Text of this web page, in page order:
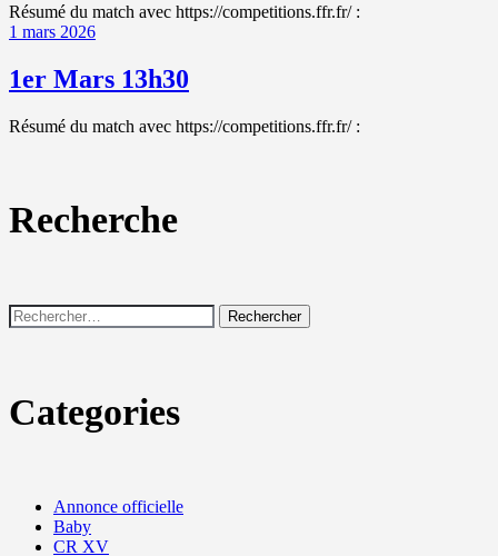
Résumé du match avec https://competitions.ffr.fr/ :
1 mars 2026
1er Mars 13h30
Résumé du match avec https://competitions.ffr.fr/ :
Recherche
Rechercher :
Categories
Annonce officielle
Baby
CR XV